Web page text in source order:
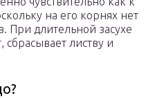
на его корнях нет
При длительной засухе
сбрасывает листву и